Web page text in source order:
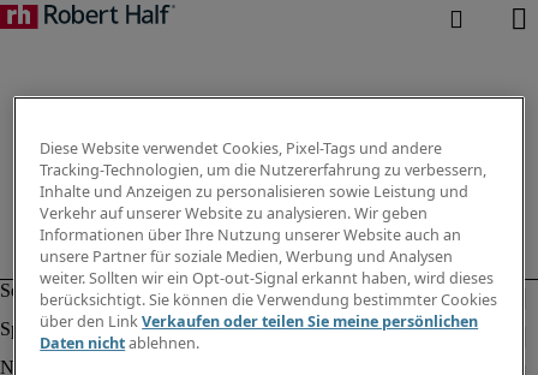
Diese Website verwendet Cookies, Pixel-Tags und andere
Tracking-Technologien, um die Nutzererfahrung zu verbessern,
Inhalte und Anzeigen zu personalisieren sowie Leistung und
Verkehr auf unserer Website zu analysieren. Wir geben
Informationen über Ihre Nutzung unserer Website auch an
unsere Partner für soziale Medien, Werbung und Analysen
weiter. Sollten wir ein Opt-out-Signal erkannt haben, wird dieses
berücksichtigt. Sie können die Verwendung bestimmter Cookies
über den LinkVerkaufen oder teilen Sie meine persönlichen
Daten nichtablehnen.